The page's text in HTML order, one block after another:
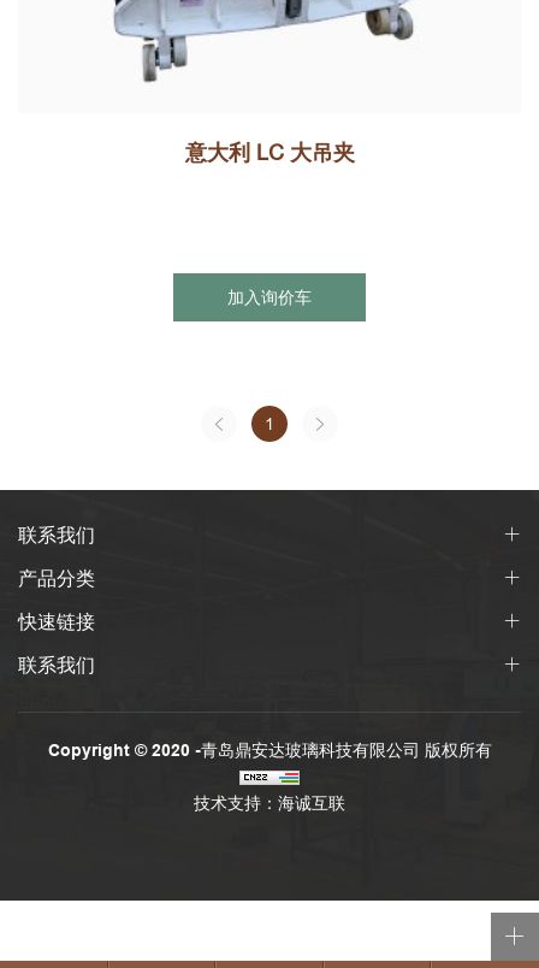
意大利 LC 大吊夹
加入询价车
1
联系我们
产品分类
快速链接
联系我们
Copyright © 2020 -青岛鼎安达玻璃科技有限公司 版权所有
技术支持：海诚互联